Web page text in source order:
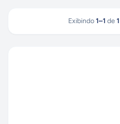
Exibindo 1–1 de 1